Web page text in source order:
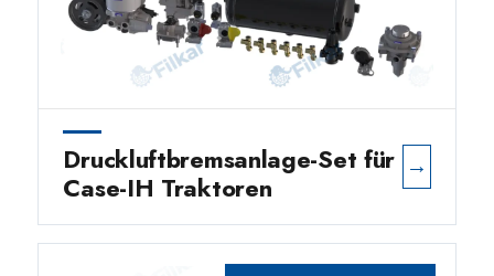
Druckluftbremsanlage-Set für
Case-IH Traktoren
→